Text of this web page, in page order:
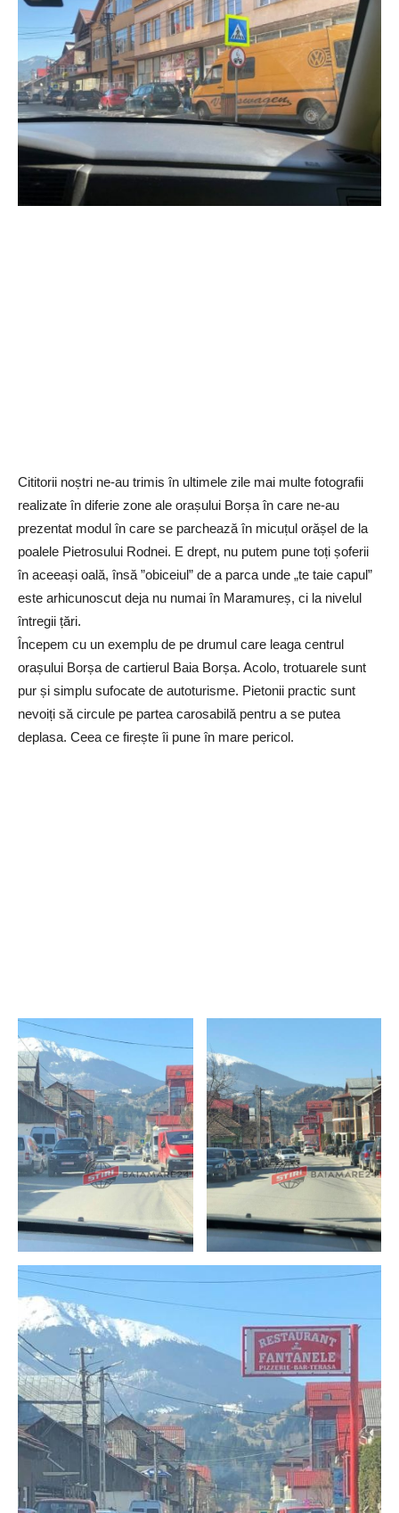
Cititorii noștri ne-au trimis în ultimele zile mai multe fotografii
realizate în diferie zone ale orașului Borșa în care ne-au
prezentat modul în care se parchează în micuțul orășel de la
poalele Pietrosului Rodnei. E drept, nu putem pune toți șoferii
în aceeași oală, însă ”obiceiul” de a parca unde „te taie capul”
este arhicunoscut deja nu numai în Maramureș, ci la nivelul
întregii țări.
Începem cu un exemplu de pe drumul care leaga centrul
orașului Borșa de cartierul Baia Borșa. Acolo, trotuarele sunt
pur și simplu sufocate de autoturisme. Pietonii practic sunt
nevoiți să circule pe partea carosabilă pentru a se putea
deplasa. Ceea ce firește îi pune în mare pericol.